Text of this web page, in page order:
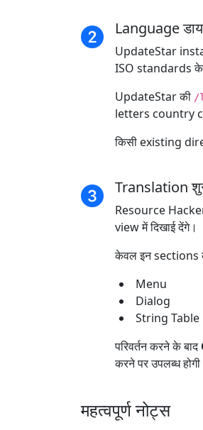
Language
UpdateStar
ISO standards के
UpdateStar की /
letters country
किसी existing
Translation
Resource
view में दिखाई देंगे।
केवल इन
Menu
Dialog
String Table
परिवर्तन करने के बाद
करने पर उपलब्ध
महत्वपूर्ण नोट्स